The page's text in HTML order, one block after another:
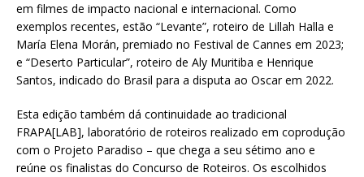
em filmes de impacto nacional e internacional. Como
exemplos recentes, estão “Levante”, roteiro de Lillah Halla e
María Elena Morán, premiado no Festival de Cannes em 2023;
e “Deserto Particular”, roteiro de Aly Muritiba e Henrique
Santos, indicado do Brasil para a disputa ao Oscar em 2022.
Esta edição também dá continuidade ao tradicional
FRAPA[LAB], laboratório de roteiros realizado em coprodução
com o Projeto Paradiso – que chega a seu sétimo ano e
reúne os finalistas do Concurso de Roteiros. Os escolhidos